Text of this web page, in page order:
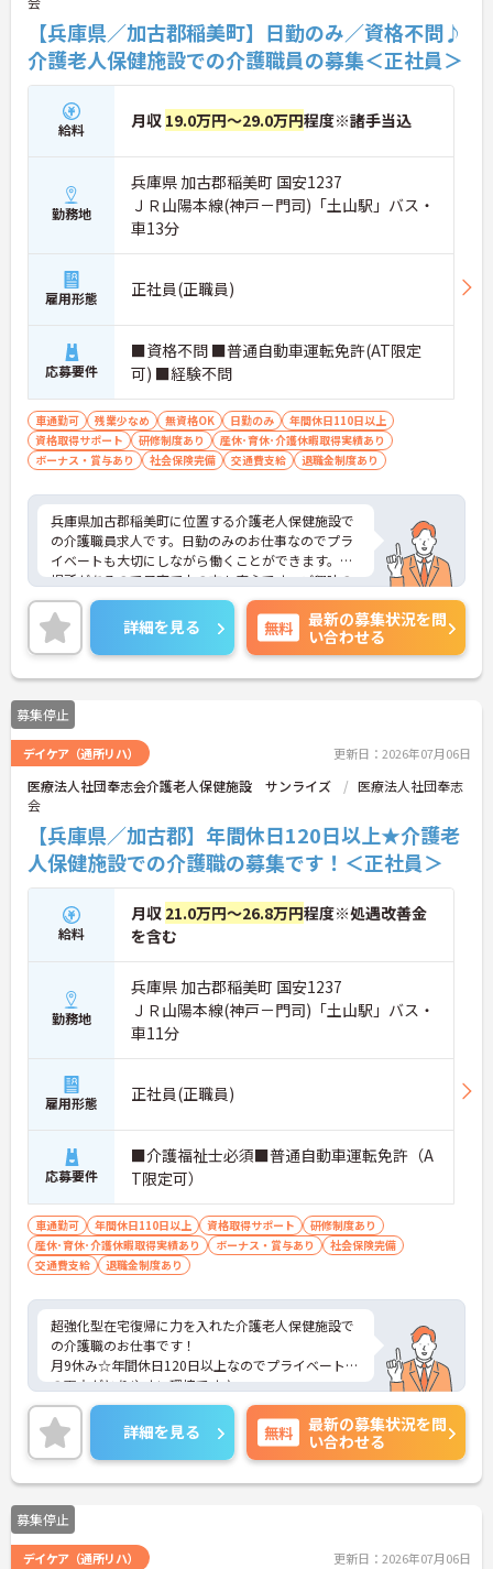
【兵庫県／加古郡稲美町】日勤のみ／資格不問♪
介護老人保健施設での介護職員の募集＜正社員＞
給料 月収 19.0万円～29.0万円程度※諸手当込
勤務地
兵庫県 加古郡稲美町 国安1237
ＪＲ山陽本線(神戸－門司)「土山駅」バス・
車13分
雇用形態 正社員(正職員)
応募要件
■資格不問 ■普通自動車運転免許(AT限定
可) ■経験不問
車通勤可 残業少なめ 無資格OK 日勤のみ
年間休日110日以上
資格取得サポート
研修制度あり
産休･育休･介護休暇取得実績あり
ボーナス・賞与あり
社会保険完備 交通費支給 退職金制度あり
兵庫県加古郡稲美町に位置する介護老人保健施設で
の介護職員求人です。日勤のみのお仕事なのでプラ
イベートも大切にしながら働くことができます。託
児所があるので子育て中の方も安心です。ご興味の
ある方には、面接対策ポイント等、さらに詳細をお
話ししますのでお気軽にご相談ください！
詳細を見る 無料
最新の募集状況を問
い合わせる
募集停止
デイケア（通所リハ） 更新日：2026年07月06日
医療法人社団奉志会介護老人保健施設 サンライズ
医療法人社団奉志
会
【兵庫県／加古郡】年間休日120日以上★介護老
人保健施設での介護職の募集です！＜正社員＞
給料
月収 21.0万円～26.8万円程度※処遇改善金
を含む
勤務地
兵庫県 加古郡稲美町 国安1237
ＪＲ山陽本線(神戸－門司)「土山駅」バス・
車11分
雇用形態 正社員(正職員)
応募要件
■介護福祉士必須■普通自動車運転免許（A
T限定可）
車通勤可 年間休日110日以上 資格取得サポート
研修制度あり
産休･育休･介護休暇取得実績あり
ボーナス・賞与あり
社会保険完備
交通費支給
退職金制度あり
超強化型在宅復帰に力を入れた介護老人保健施設で
の介護職のお仕事です！
月9休み☆年間休日120日以上なのでプライベートと
の両立がとりやすい環境です♪
ご興味ある方には、面接のポイントなど、さらに詳
細をお話致しますのでお気軽にご相談ください。
詳細を見る 無料
最新の募集状況を問
い合わせる
募集停止
デイケア（通所リハ） 更新日：2026年07月06日